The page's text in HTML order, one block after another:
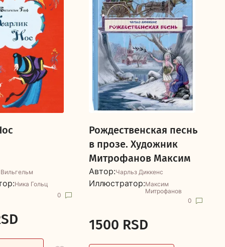
Ника Гольц
0
Рождественская песнь
в прозе. Художник
Митрофанов Максим
Автор:Чарльз Диккенс
Иллюстратор:Максим
Митрофанов
0
1500 RSD